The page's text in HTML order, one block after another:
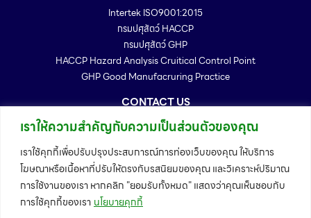
เราให้ความสำคัญกับความเป็นส่วนตัวของคุณ
เราใช้คุกกี้เพื่อปรับปรุงประสบการณ์การท่องเว็บของคุณ ให้บริการ
โฆษณาหรือเนื้อหาที่ปรับให้ตรงกับรสนิยมของคุณ และวิเคราะห์ปริมาณ
การใช้งานของเรา หากคลิก "ยอมรับทั้งหมด" แสดงว่าคุณเห็นชอบกับ
การใช้คุกกี้ของเรา นโยบายคุกกี้
Intertek ISO9001:2015
กรมปศุสัตว์ HACCP
กรมปศุสัตว์ GHP
HACCP Hazard Analysis Cruitical Control Point
GHP Good Manufacruring Practice
CONTACT US
99/88 หมู่ 2 ตำบล นาโคก อำเภอเมืองสมุทรสาคร จังหวัดสมุทรสาคร
Telephone : 034-886167 - 72
Fax : 034-886173
Email : info@trffeedmill.com